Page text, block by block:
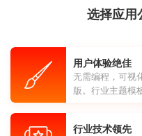
选择应用
用户体验绝佳
无需编程，可视
版。行业主题模
行业技术领先